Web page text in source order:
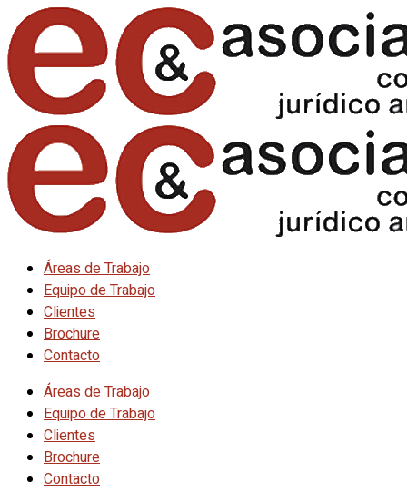
Áreas de Trabajo
Equipo de Trabajo
Clientes
Brochure
Contacto
Áreas de Trabajo
Equipo de Trabajo
Clientes
Brochure
Contacto